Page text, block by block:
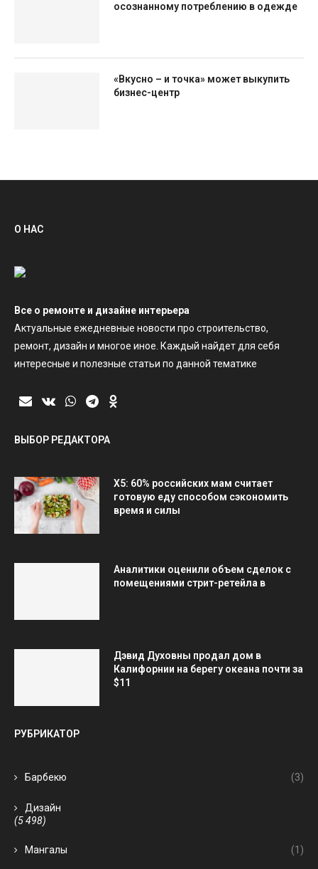
осознанному потреблению в одежде
«Вкусно – и точка» может выкупить
бизнес-центр
О НАС
Все о ремонте и дизайне интерьера
Актуальные ежедневные новости про строительство,
ремонт, дизайн и многое иное. Каждый найдет для себя
интересные и полезные статьи по данной тематике
ВЫБОР РЕДАКТОРА
X5: 60% российских мам считает
готовую еду способом сэкономить
время и силы
Аналитики оценили объем сделок с
помещениями стрит-ретейла в
Дэвид Духовны продал дом в
Калифорнии на берегу океана почти за
$11
РУБРИКАТОР
Барбекю (3)
Дизайн
(5 498)
Мангалы (1)